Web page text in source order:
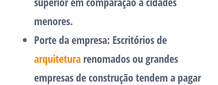
menores.
Porte da empresa: Escritórios de
arquitetura renomados ou grandes
empresas de construção tendem a pagar